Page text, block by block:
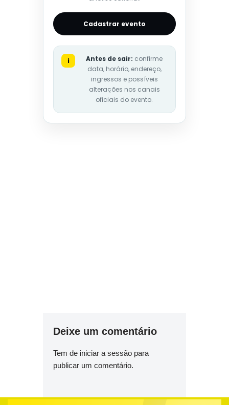
Cadastrar evento
i Antes de sair: confirme
data, horário, endereço,
ingressos e possíveis
alterações nos canais
oficiais do evento.
Deixe um comentário
Tem de iniciar a sessão para
publicar um comentário.